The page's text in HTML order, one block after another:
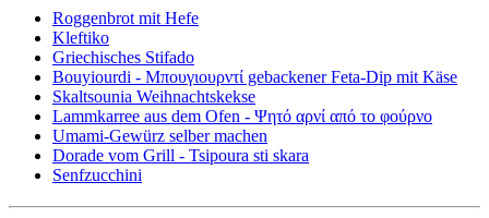
Roggenbrot mit Hefe
Kleftiko
Griechisches Stifado
Bouyiourdi - Μπουγιουρντί gebackener Feta-Dip mit Käse
Skaltsounia Weihnachtskekse
Lammkarree aus dem Ofen - Ψητό αρνί από το φούρνο
Umami-Gewürz selber machen
Dorade vom Grill - Tsipoura sti skara
Senfzucchini